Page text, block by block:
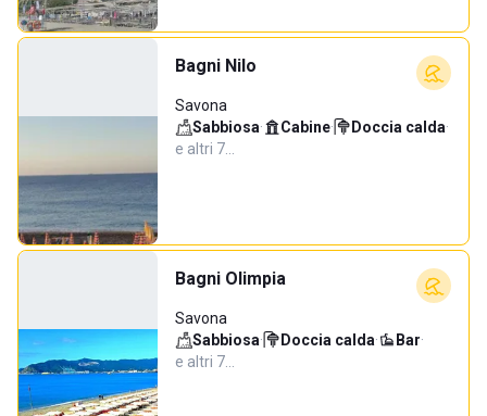
Bagni Nilo
Savona
Sabbiosa· Cabine· Doccia calda·
e altri 7…
Bagni Olimpia
Savona
Sabbiosa· Doccia calda· Bar·
e altri 7…